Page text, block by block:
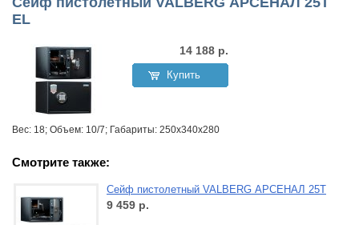
EL
14 188 р.
Купить
Вес: 18; Объем: 10/7; Габариты: 250x340x280
Смотрите также:
Сейф пистолетный VALBERG АРСЕНАЛ 25T
9 459 р.